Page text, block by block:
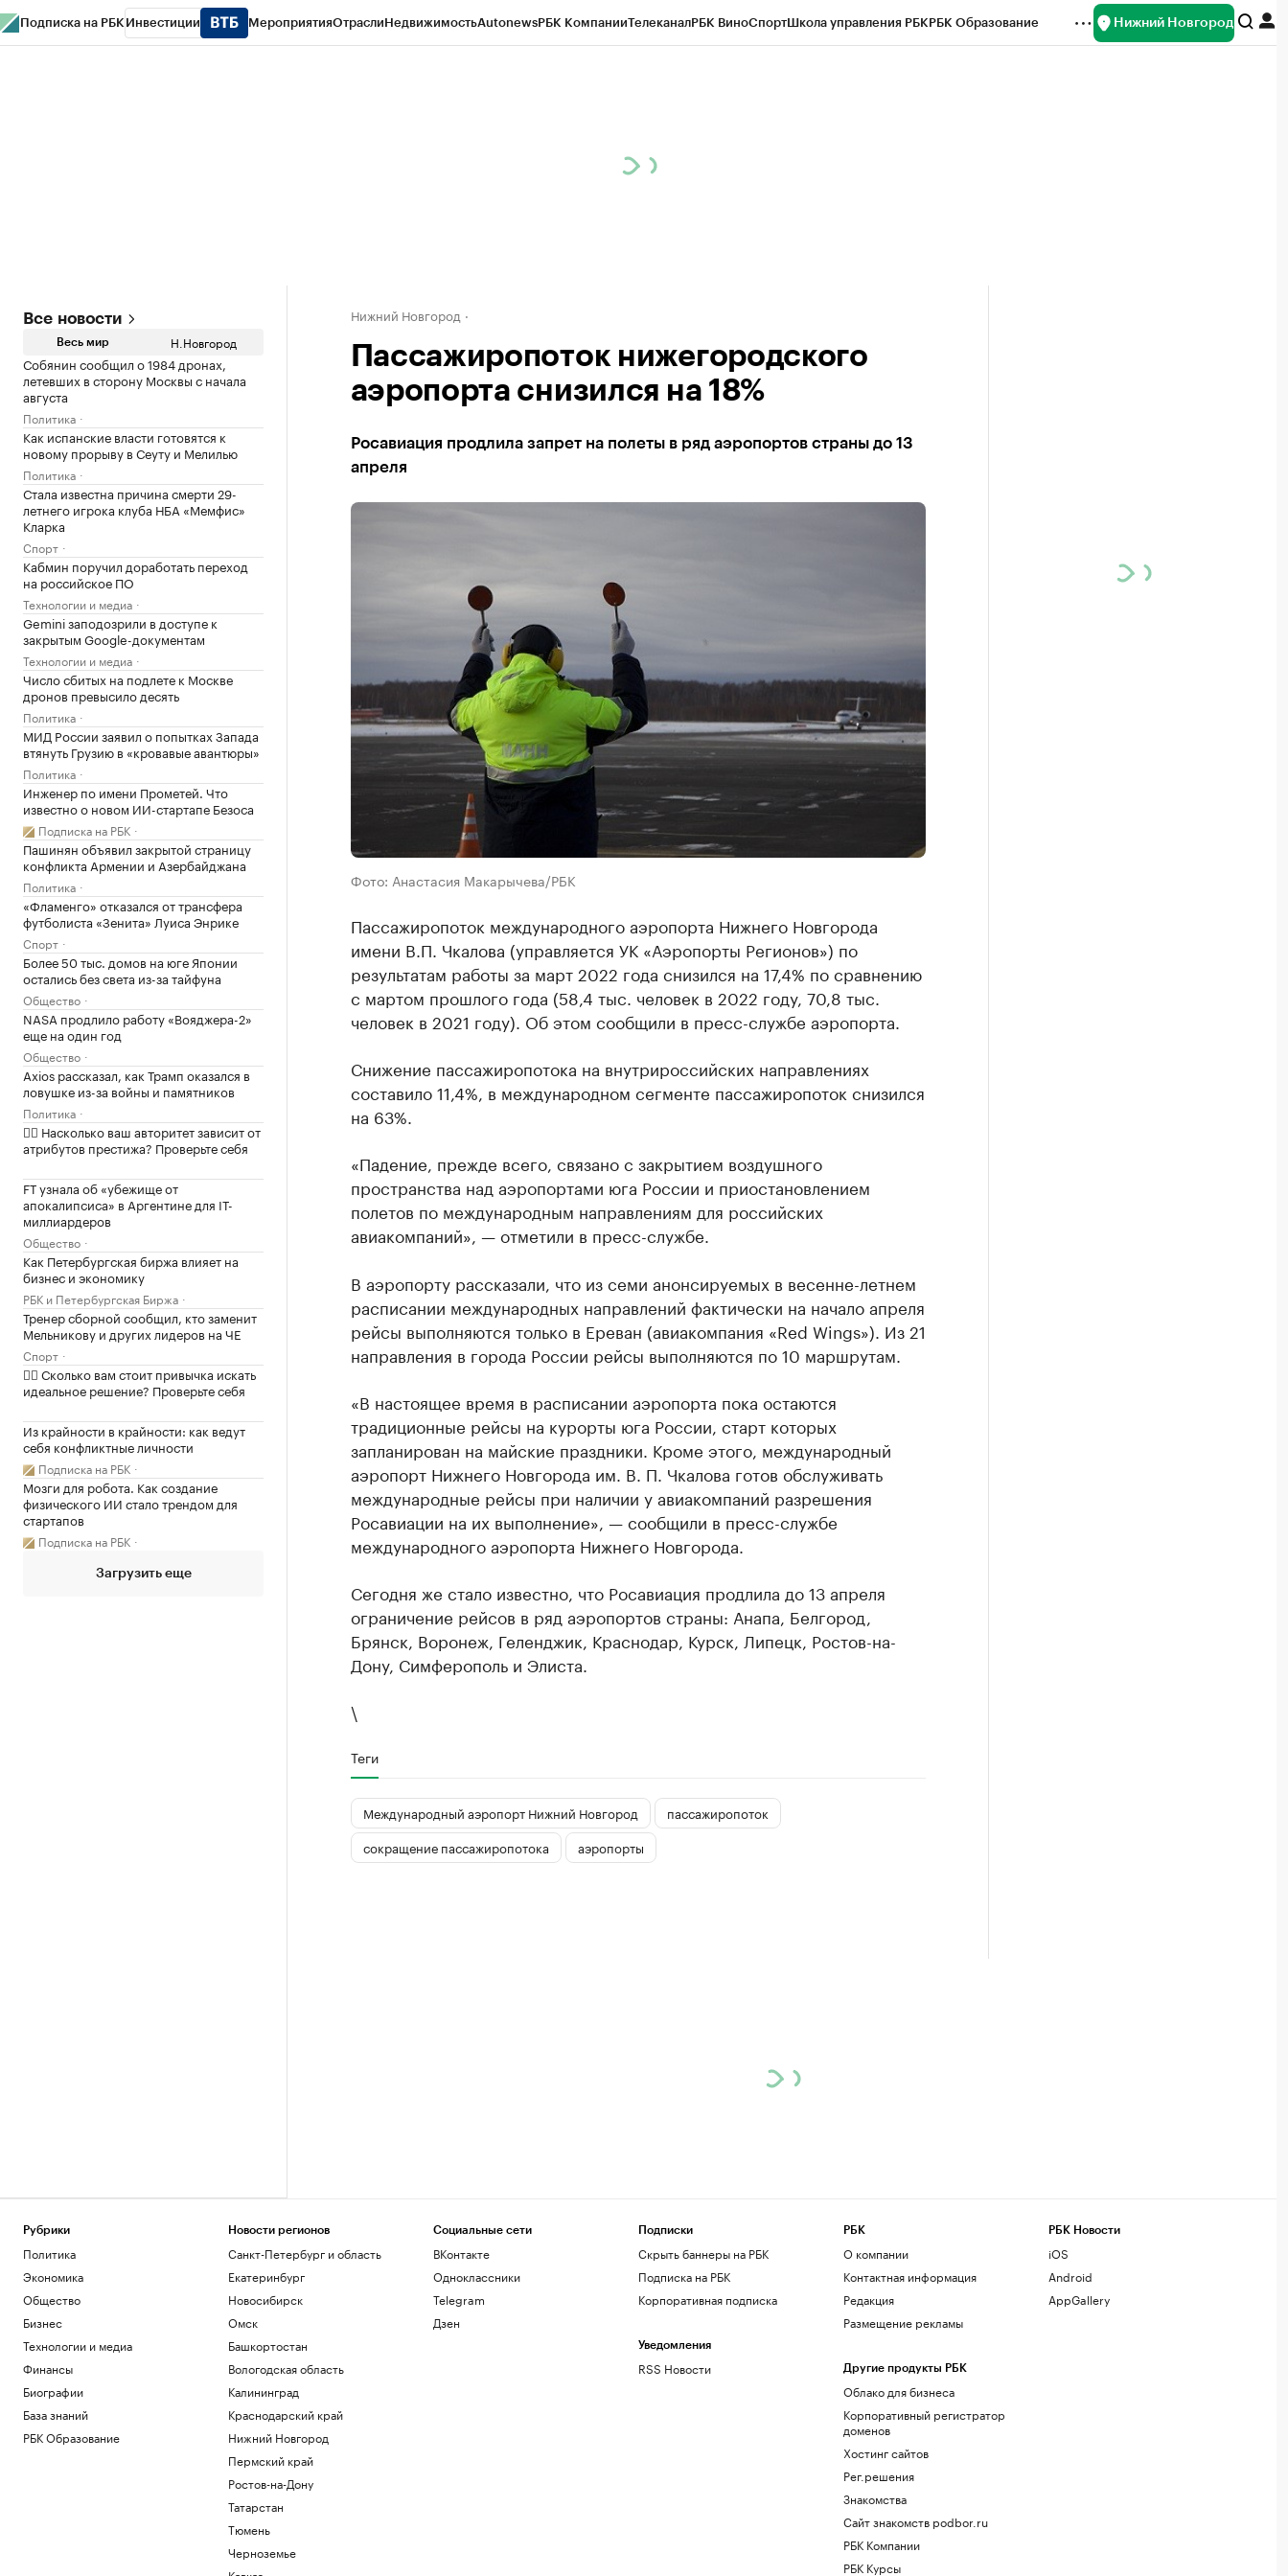
Подписка на РБК Инвестиции МероприятияОтраслиНедвижимостьAutonewsРБК КомпанииТелеканалРБК ВиноСпортШкола управления РБКРБК Образование Нижний Новгород
Все новости
Весь мир Н.Новгород
Собянин сообщил о 1984 дронах,
летевших в сторону Москвы с начала
августа
Политика
Как испанские власти готовятся к
новому прорыву в Сеуту и Мелилью
Политика
Стала известна причина смерти 29-
летнего игрока клуба НБА «Мемфис»
Кларка
Спорт
Кабмин поручил доработать переход
на российское ПО
Технологии и медиа
Gemini заподозрили в доступе к
закрытым Google-документам
Технологии и медиа
Число сбитых на подлете к Москве
дронов превысило десять
Политика
МИД России заявил о попытках Запада
втянуть Грузию в «кровавые авантюры»
Политика
Инженер по имени Прометей. Что
известно о новом ИИ-стартапе Безоса
Подписка на РБК
Пашинян объявил закрытой страницу
конфликта Армении и Азербайджана
Политика
«Фламенго» отказался от трансфера
футболиста «Зенита» Луиса Энрике
Спорт
Более 50 тыс. домов на юге Японии
остались без света из-за тайфуна
Общество
NASA продлило работу «Вояджера-2»
еще на один год
Общество
Axios рассказал, как Трамп оказался в
ловушке из-за войны и памятников
Политика
✍🏻 Насколько ваш авторитет зависит от
атрибутов престижа? Проверьте себя
FT узнала об «убежище от
апокалипсиса» в Аргентине для IT-
миллиардеров
Общество
Как Петербургская биржа влияет на
бизнес и экономику
РБК и Петербургская Биржа
Тренер сборной сообщил, кто заменит
Мельникову и других лидеров на ЧЕ
Спорт
✍🏻 Сколько вам стоит привычка искать
идеальное решение? Проверьте себя
Из крайности в крайности: как ведут
себя конфликтные личности
Подписка на РБК
Мозги для робота. Как создание
физического ИИ стало трендом для
стартапов
Подписка на РБК
Загрузить еще
Нижний Новгород
Пассажиропоток нижегородского
аэропорта снизился на 18%
Росавиация продлила запрет на полеты в ряд аэропортов страны до 13
апреля
Фото: Анастасия Макарычева/РБК
Пассажиропоток международного аэропорта Нижнего Новгорода
имени В.П. Чкалова (управляется УК «Аэропорты Регионов») по
результатам работы за март 2022 года снизился на 17,4% по сравнению
с мартом прошлого года (58,4 тыс. человек в 2022 году, 70,8 тыс.
человек в 2021 году). Об этом сообщили в пресс-службе аэропорта.
Снижение пассажиропотока на внутрироссийских направлениях
составило 11,4%, в международном сегменте пассажиропоток снизился
на 63%.
«Падение, прежде всего, связано с закрытием воздушного
пространства над аэропортами юга России и приостановлением
полетов по международным направлениям для российских
авиакомпаний», — отметили в пресс-службе.
В аэропорту рассказали, что из семи анонсируемых в весенне-летнем
расписании международных направлений фактически на начало апреля
рейсы выполняются только в Ереван (авиакомпания «Red Wings»). Из 21
направления в города России рейсы выполняются по 10 маршрутам.
«В настоящее время в расписании аэропорта пока остаются
традиционные рейсы на курорты юга России, старт которых
запланирован на майские праздники. Кроме этого, международный
аэропорт Нижнего Новгорода им. В. П. Чкалова готов обслуживать
международные рейсы при наличии у авиакомпаний разрешения
Росавиации на их выполнение», — сообщили в пресс-службе
международного аэропорта Нижнего Новгорода.
Сегодня же стало известно, что Росавиация продлила до 13 апреля
ограничение рейсов в ряд аэропортов страны: Анапа, Белгород,
Брянск, Воронеж, Геленджик, Краснодар, Курск, Липецк, Ростов-на-
Дону, Симферополь и Элиста.
\
Теги
Международный аэропорт Нижний Новгород
пассажиропоток
сокращение пассажиропотока
аэропорты
Рубрики
Политика
Экономика
Общество
Бизнес
Технологии и медиа
Финансы
Биографии
База знаний
РБК Образование
Новости регионов
Санкт-Петербург и область
Екатеринбург
Новосибирск
Омск
Башкортостан
Вологодская область
Калининград
Краснодарский край
Нижний Новгород
Пермский край
Ростов-на-Дону
Татарстан
Тюмень
Черноземье
Социальные сети
ВКонтакте
Одноклассники
Telegram
Дзен
Подписки
Скрыть баннеры на РБК
Подписка на РБК
Корпоративная подписка
Уведомления
RSS Новости
РБК
О компании
Контактная информация
Редакция
Размещение рекламы
Другие продукты РБК
Облако для бизнеса
Корпоративный регистратор
доменов
Хостинг сайтов
Рег.решения
Знакомства
Сайт знакомств podbor.ru
РБК Компании
РБК Курсы
РБК Новости
iOS
Android
AppGallery